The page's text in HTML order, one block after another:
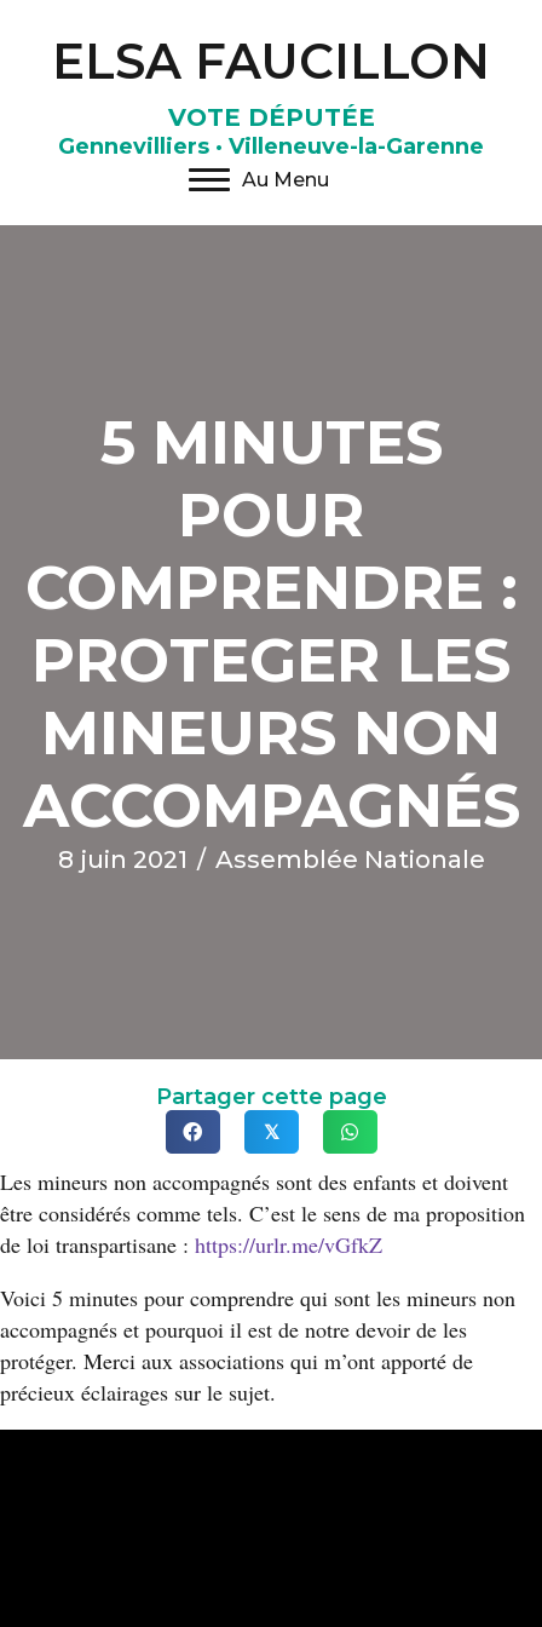
ELSA FAUCILLON
VOTE DÉPUTÉE
Gennevilliers · Villeneuve-la-Garenne
Au Menu
5 MINUTES
POUR
COMPRENDRE :
PROTEGER LES
MINEURS NON
ACCOMPAGNÉS
8 juin 2021 / Assemblée Nationale
Partager cette page
𝕏
Les mineurs non accompagnés sont des enfants et doivent
être considérés comme tels. C’est le sens de ma proposition
de loi transpartisane : https://urlr.me/vGfkZ
Voici 5 minutes pour comprendre qui sont les mineurs non
accompagnés et pourquoi il est de notre devoir de les
protéger. Merci aux associations qui m’ont apporté de
précieux éclairages sur le sujet.